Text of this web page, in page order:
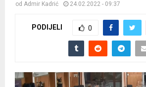
od Admir Kadrić 24.02.2022 - 09:37
PODIJELI 0